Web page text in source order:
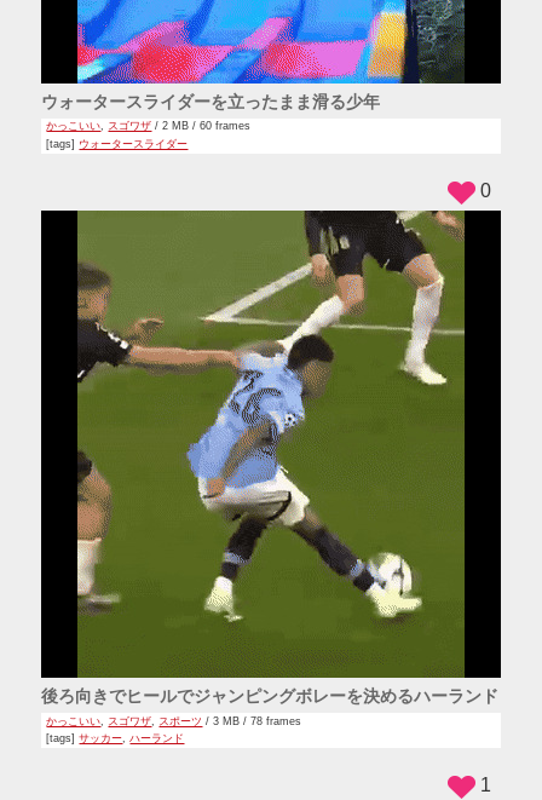
ウォータースライダーを立ったまま滑る少年
かっこいい, スゴワザ / 2 MB / 60 frames
[tags] ウォータースライダー
後ろ向きでヒールでジャンピングボレーを決めるハーランド
かっこいい スゴワザ スポーツ / 3 MB / 78 frames
[tags]サッカー,ハーランド
0
1